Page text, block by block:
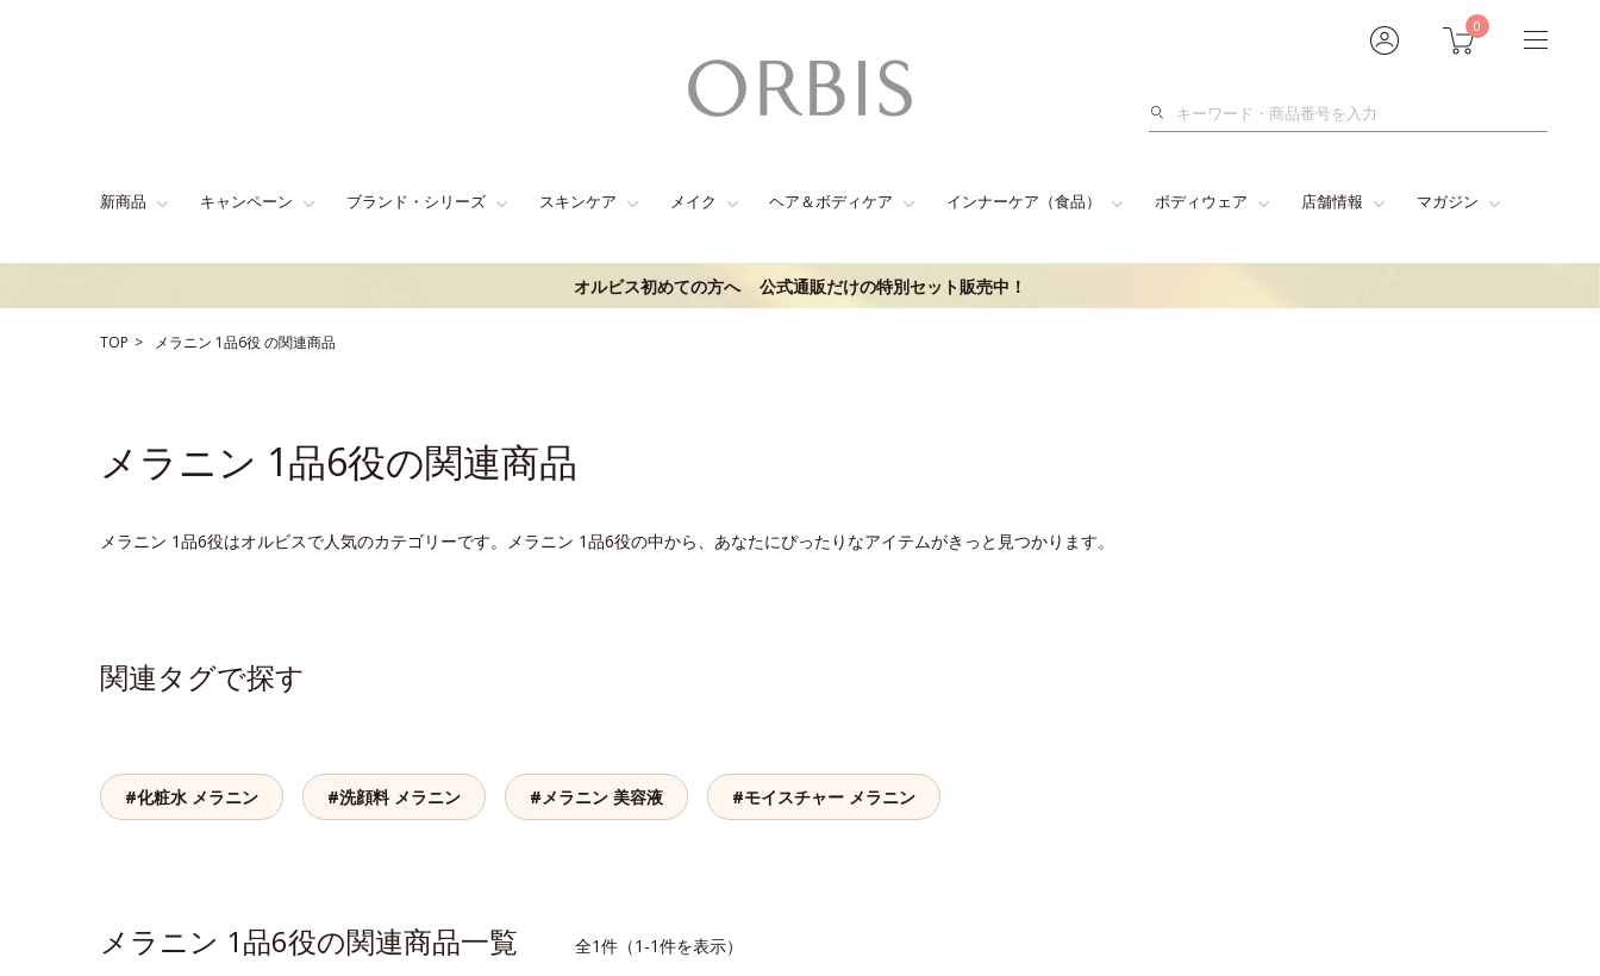
0
検
新商品 キャンペーン ブランド・シリーズ スキンケア メイク ヘア＆ボディケア インナーケア（食品） ボディウェア 店舗情報 マガジン
オルビス初めての方へ 公式通販だけの特別セット販売中！
TOP メラニン 1品6役の関連商品
メラニン 1品6役の関連商品
メラニン 1品6役はオルビスで人気のカテゴリーです。メラニン 1品6役の中から、あなたにぴったりなアイテムがきっと見つかります。
関連タグで探す
#化粧水 メラニン #洗顔料 メラニン #メラニン 美容液 #モイスチャー メラニン
メラニン 1品6役の関連商品一覧 全1件（1-1件を表示）